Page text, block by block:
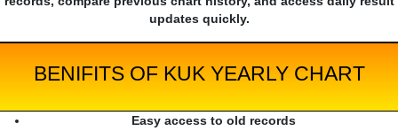
updates quickly.
BENIFITS OF KUK YEARLY CHART
Easy access to old records